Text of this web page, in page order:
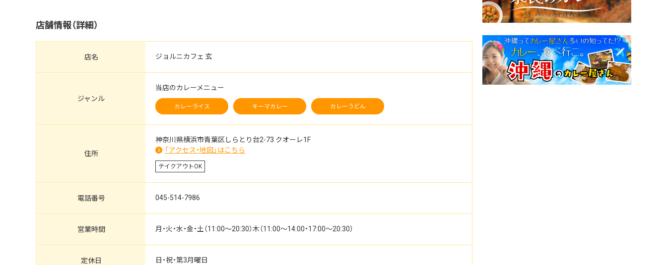
店舗情報（詳細）
店名 ジョルニカフェ 玄
ジャンル
当店のカレーメニュー
カレーライス キーマカレー カレーうどん
住所
神奈川県横浜市青葉区しらとり台2-73 クオーレ1F
「アクセス・地図」はこちら
テイクアウトOK
電話番号 045-514-7986
営業時間 月・火・水・金・土（11:00～20:30）木（11:00～14:00・17:00～20:30）
定休日 日・祝・第3月曜日